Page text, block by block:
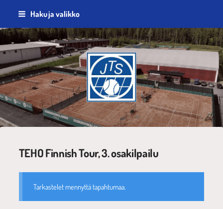
Siirry
sisältöön
Haku ja valikko
Jyväskylän Tennisseura ry
TEHO Finnish Tour, 3. osakilpailu
Tarkastelet mennyttä tapahtumaa.